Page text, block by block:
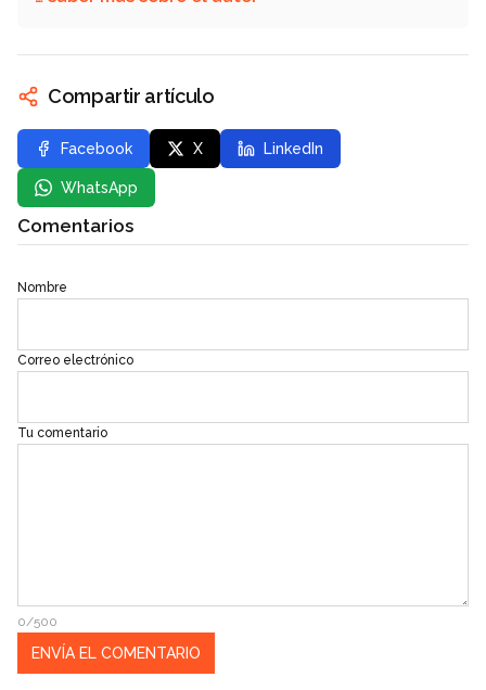
Compartir artículo
Facebook X LinkedIn
WhatsApp
Comentarios
Nombre
Correo electrónico
Tu comentario
0/500